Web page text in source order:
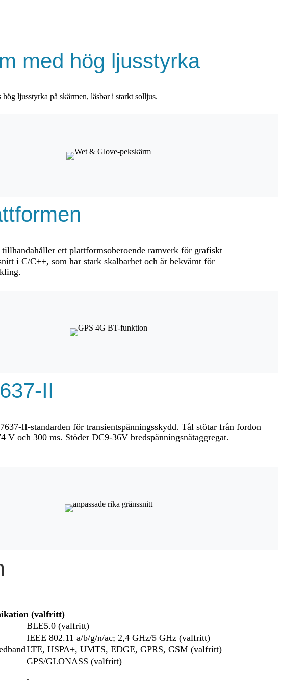
med hög ljusstyrka
ljusstyrka på skärmen, läsbar i starkt solljus.
ett plattformsoberoende ramverk för grafiskt
i C/C++, som har stark skalbarhet och är bekvämt för
II
II-standarden för transientspänningsskydd. Tål stötar från fordon
V och 300 ms. Stöder DC9-36V bredspänningsnätaggregat.
(valfritt)
BLE5.0 (valfritt)
IEEE 802.11 a/b/g/n/ac; 2,4 GHz/5 GHz (valfritt)
LTE, HSPA+, UMTS, EDGE, GPRS, GSM (valfritt)
GPS/GLONASS (valfritt)